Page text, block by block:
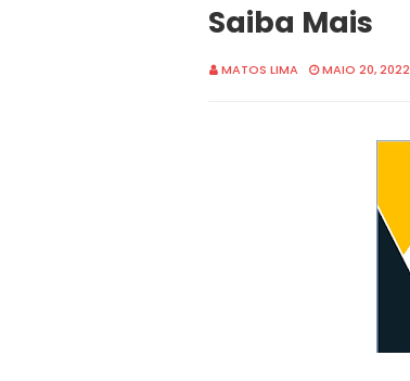
Saiba Mais
MATOS LIMA MAIO 20, 2022